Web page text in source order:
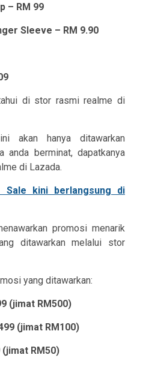
– RM 99
Sleeve – RM 9.90
di stor rasmi realme di
akan hanya ditawarkan
berminat, dapatkanya
di Lazada.
promosi menarik
ditawarkan melalui stor
yang ditawarkan:
(jimat RM500)
(jimat RM100)
(jimat RM50)